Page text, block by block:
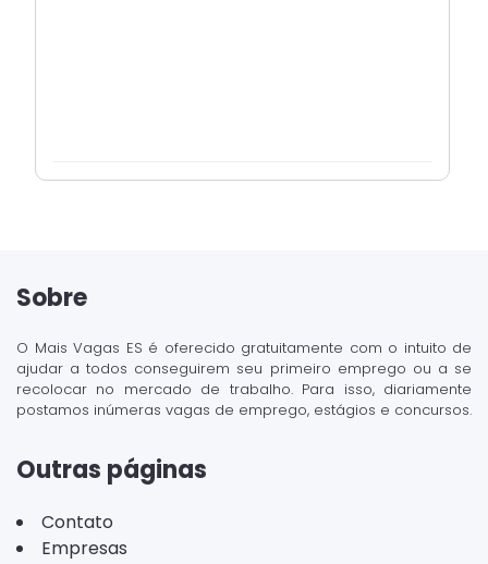
Sobre
O Mais Vagas ES é oferecido gratuitamente com o intuito de
ajudar a todos conseguirem seu primeiro emprego ou a se
recolocar no mercado de trabalho. Para isso, diariamente
postamos inúmeras vagas de emprego, estágios e concursos.
Outras páginas
Contato
Empresas